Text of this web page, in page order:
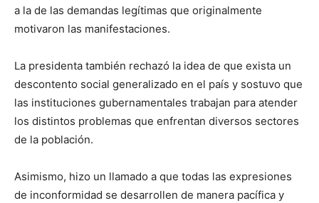
a la de las demandas legítimas que originalmente
motivaron las manifestaciones.
La presidenta también rechazó la idea de que exista un
descontento social generalizado en el país y sostuvo que
las instituciones gubernamentales trabajan para atender
los distintos problemas que enfrentan diversos sectores
de la población.
Asimismo, hizo un llamado a que todas las expresiones
de inconformidad se desarrollen de manera pacífica y